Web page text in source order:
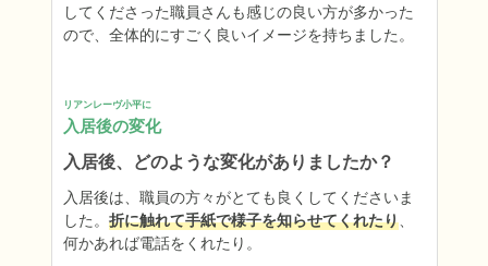
してくださった職員さんも感じの良い方が多かった
ので、全体的にすごく良いイメージを持ちました。
リアンレーヴ小平に
入居後の変化
入居後、どのような変化がありましたか？
入居後は、職員の方々がとても良くしてくださいま
した。 折に触れて手紙で様子を知らせてくれたり、
何かあれば電話をくれたり。